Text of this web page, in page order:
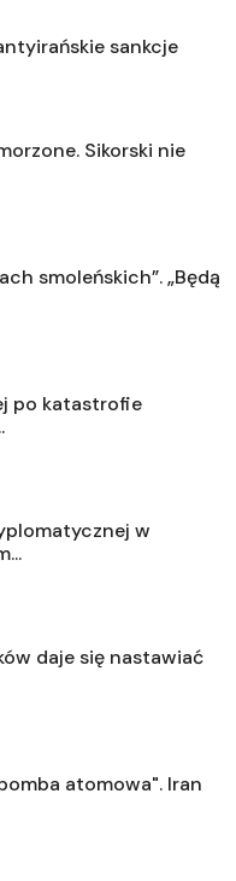
sankcje
Sikorski nie
smoleńskich”. „Będą
po katastrofie
w
daje się nastawiać
atomowa". Iran